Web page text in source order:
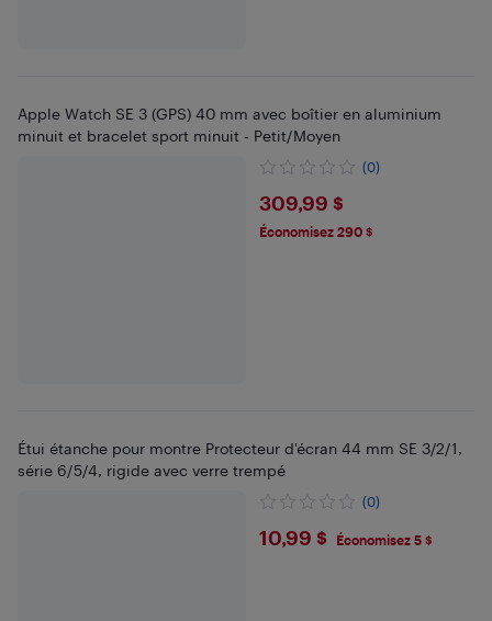
Apple Watch SE 3 (GPS) 40 mm avec boîtier en aluminium
minuit et bracelet sport minuit - Petit/Moyen
(0)
$309.99
309,99 $
Économisez 290 $
Étui étanche pour montre Protecteur d'écran 44 mm SE 3/2/1,
série 6/5/4, rigide avec verre trempé
(0)
$10.99
10,99 $ Économisez 5 $